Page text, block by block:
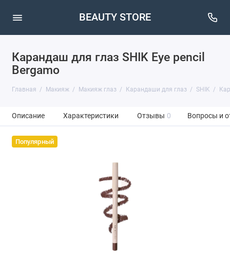
BEAUTY STORE
Карандаш для глаз SHIK Eye pencil
Bergamo
Главная Макияж Макияж глаз Карандаши для глаз SHIK
Описание Характеристики Отзывы 0 Вопросы и
Популярный